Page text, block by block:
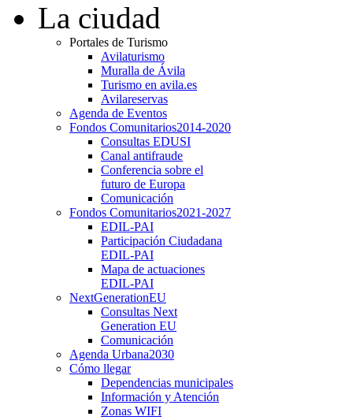
La ciudad
Portales de Turismo
Avilaturismo
Muralla de Ávila
Turismo en avila.es
Avilareservas
Agenda de Eventos
Fondos Comunitarios2014-2020
Consultas EDUSI
Canal antifraude
Conferencia sobre el
futuro de Europa
Comunicación
Fondos Comunitarios2021-2027
EDIL-PAI
Participación Ciudadana
EDIL-PAI
Mapa de actuaciones
EDIL-PAI
NextGenerationEU
Consultas Next
Generation EU
Comunicación
Agenda Urbana2030
Cómo llegar
Dependencias municipales
Información y Atención
Zonas WIFI